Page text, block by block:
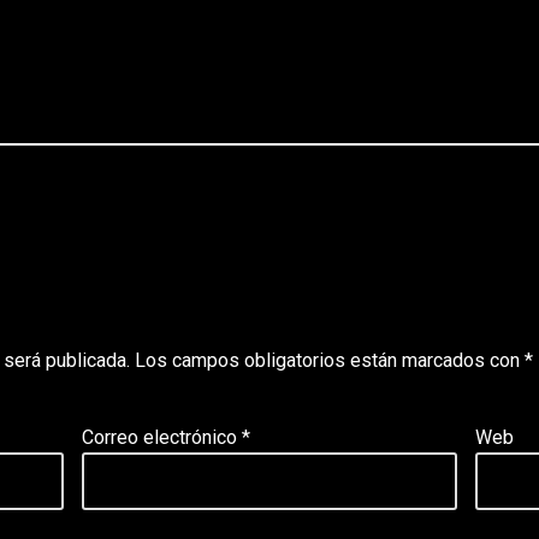
publicada. Los campos obligatorios están marcados con*
Correo electrónico* Web